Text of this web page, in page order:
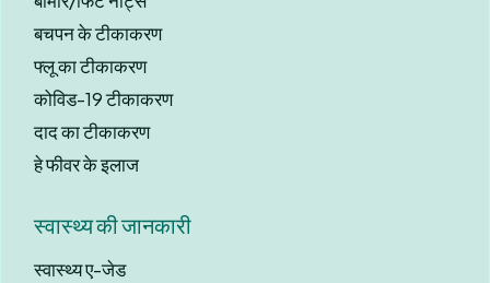
बचपन के टीकाकरण
फ्लू का टीकाकरण
कोविड-19 टीकाकरण
दाद का टीकाकरण
हे फीवर के इलाज
स्वास्थ्य की जानकारी
स्वास्थ्य ए-जेड